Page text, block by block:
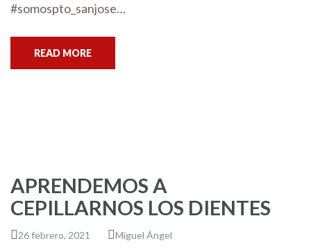
#somospto_sanjose…
READ MORE
APRENDEMOS A
CEPILLARNOS LOS DIENTES
26 febrero, 2021 Miguel Ángel